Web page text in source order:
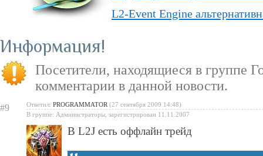
L2-Event Engine
бесплатную модель
«Испеки свою любовь» —
Святого Валентина
Информация
Посетители, находящиеся в группе
комментарии в данной новости.
#9 Ответил: PROGRAMMATOR (27 сентября 2009 14:48)
В группе: Администраторы, зарегистрирован 11.11.2007
В L2J есть оффлайн трейд